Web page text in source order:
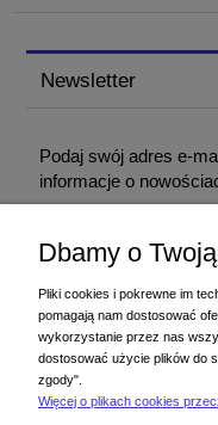
Newsletter
Podaj swój adres e-
informacje o
Podając adres e-mail, wyrażasz zgodę na
drogą elektroniczną na
czasie. Wycofanie zgody nie
dokonanego przed jej
Dbamy o
Pliki cookies i pokrewne im
pomagają nam dostosować
wykorzystanie przez nas
dostosować użycie plików do
zgody".
Więcej o plikach cookies